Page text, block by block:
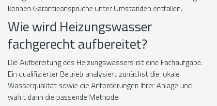
können Garantieansprüche unter Umständen entfallen.
Wie wird Heizungswasser
fachgerecht aufbereitet?
Die Aufbereitung des Heizungswassers ist eine Fachaufgabe.
Ein qualifizierter Betrieb analysiert zunächst die lokale
Wasserqualität sowie die Anforderungen Ihrer Anlage und
wählt dann die passende Methode: